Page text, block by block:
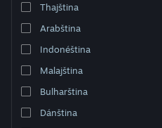
Desktopová verze stránky
Thajština
Arabština
Indonéština
Malajština
Bulharština
Dánština